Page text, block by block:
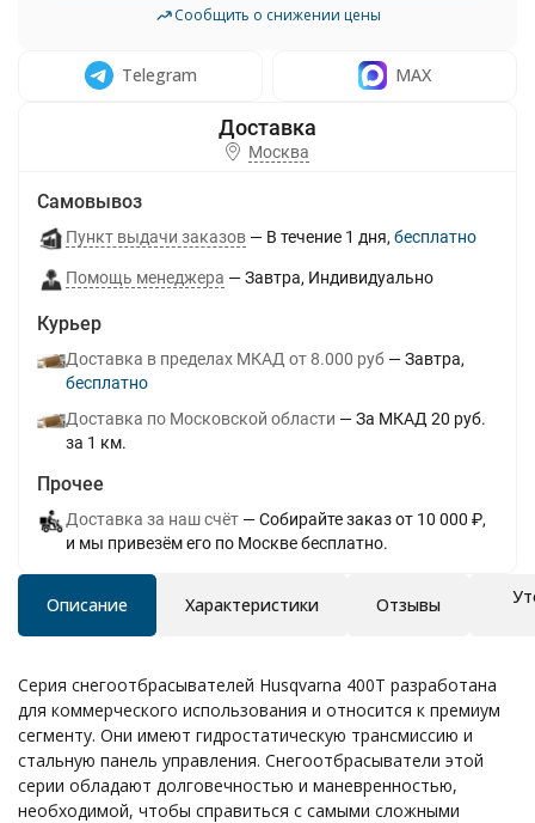
Сообщить о снижении цены
Telegram MAX
Москва
Самовывоз
Пункт выдачи заказов В течение 1 дня Бесплатно
Помощь менеджера Завтра Индивидуально
Курьер
Доставка в пределах МКАД от 8.000 руб
Завтра
Бесплатно
Доставка по Московской области
За МКАД 20 руб.
за 1 км.
Прочее
Доставка за наш счёт
Собирайте заказ от 10 000 ₽,
и мы привезём его по Москве бесплатно.
Описание Характеристики Отзывы
Серия снегоотбрасывателей Husqvarna 400T разработана
для коммерческого использования и относится к премиум
сегменту. Они имеют гидростатическую трансмиссию и
стальную панель управления. Снегоотбрасыватели этой
серии обладают долговечностью и маневренностью,
необходимой, чтобы справиться с самыми сложными